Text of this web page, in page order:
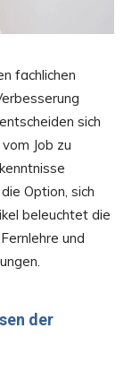
fachlichen
sich
Job zu
Option, sich
beleuchtet die
und
der